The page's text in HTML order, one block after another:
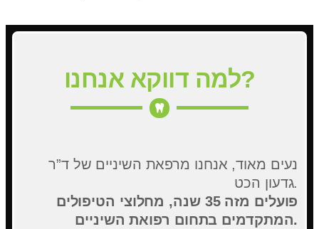
למה דווקא אנחנו?
נעים מאוד, אנחנו מרפאת השיניים של ד”ר
גדעון הכט.
פועלים מזה 35 שנה, מחלוצי הטיפולים
המתקדמים בתחום רפואת השיניים.